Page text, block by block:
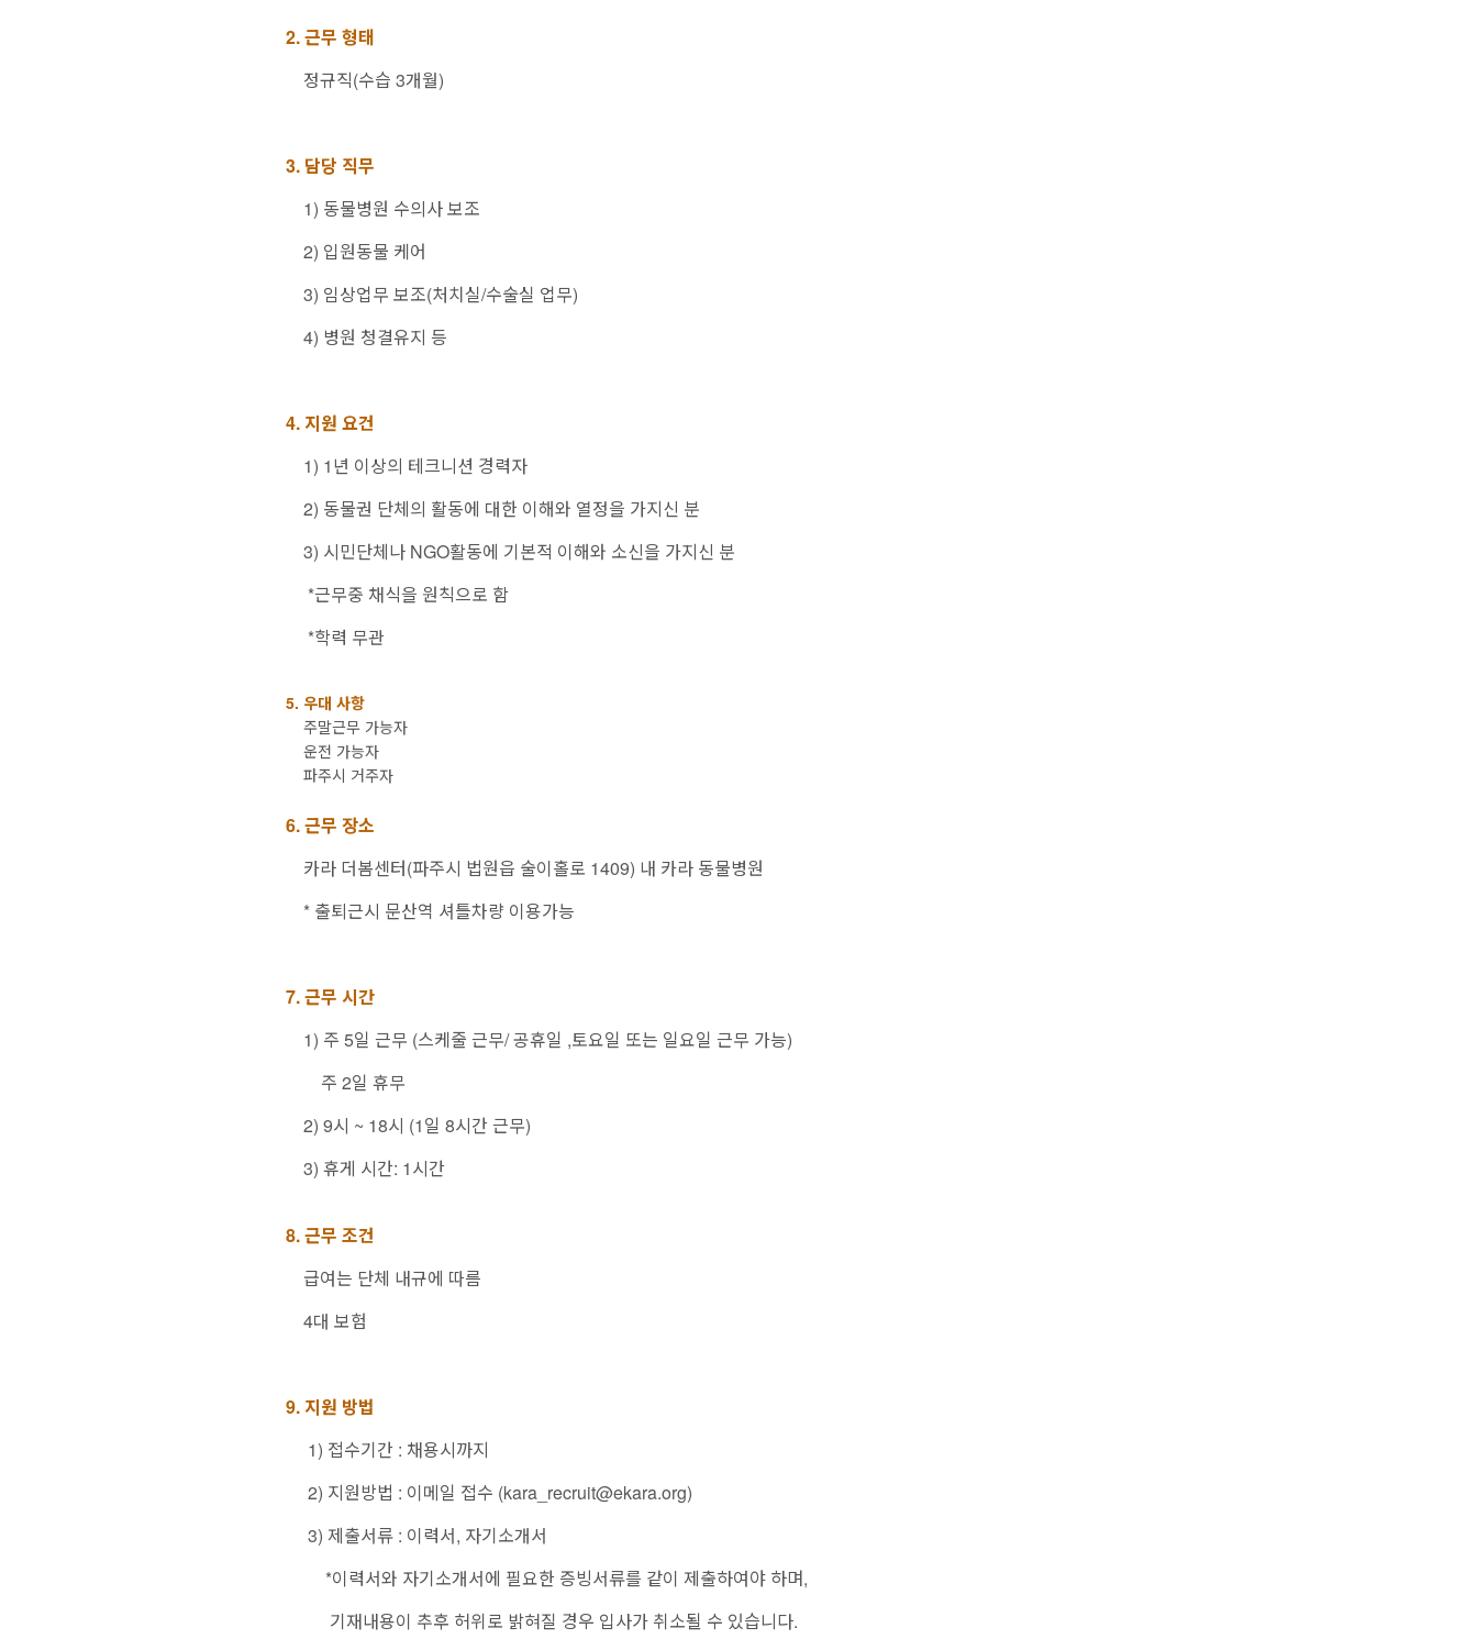
2. 근무 형태
정규직(수습 3개월)
3. 담당 직무
1) 동물병원 수의사 보조
2) 입원동물 케어
3) 임상업무 보조(처치실/수술실 업무)
4) 병원 청결유지 등
4. 지원 요건
1) 1년 이상의 테크니션 경력자
2) 동물권 단체의 활동에 대한 이해와 열정을 가지신 분
3) 시민단체나 NGO활동에 기본적 이해와 소신을 가지신 분
*근무중 채식을 원칙으로 함
*학력 무관
5. 우대 사항
주말근무 가능자
운전 가능자
파주시 거주자
6. 근무 장소
카라 더봄센터(파주시 법원읍 술이홀로 1409) 내 카라 동물병원
* 출퇴근시 문산역 셔틀차량 이용가능
7. 근무 시간
1) 주 5일 근무 (스케줄 근무/ 공휴일 ,토요일 또는 일요일 근무 가능)
주 2일 휴무
2) 9시 ~ 18시 (1일 8시간 근무)
3) 휴게 시간: 1시간
8. 근무 조건
급여는 단체 내규에 따름
4대 보험
9. 지원 방법
1) 접수기간 : 채용시까지
2) 지원방법 : 이메일 접수 (kara_recruit@ekara.org)
3) 제출서류 : 이력서, 자기소개서
*이력서와 자기소개서에 필요한 증빙서류를 같이 제출하여야 하며,
기재내용이 추후 허위로 밝혀질 경우 입사가 취소될 수 있습니다.